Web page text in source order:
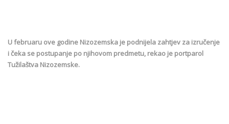
U februaru ove godine Nizozemska je podnijela zahtjev za izručenje
i čeka se postupanje po njihovom predmetu, rekao je portparol
Tužilaštva Nizozemske.